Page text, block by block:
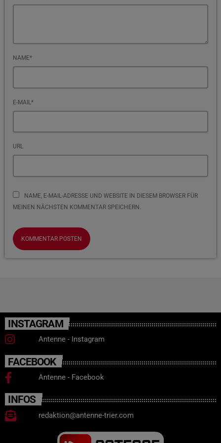
NAME*
E-MAIL*
URL
NAME, E-MAIL-ADRESSE UND WEBSITE IN DIESEM BROWSER FÜR
MEINEN NÄCHSTEN KOMMENTAR SPEICHERN.
INSTAGRAM
Antenne - Instagram
FACEBOOK
Antenne - Facebook
INFOS
redaktion@antenne-trier.com